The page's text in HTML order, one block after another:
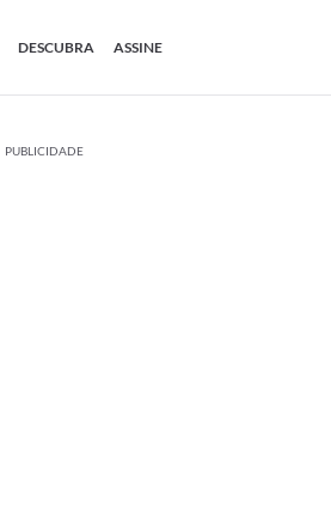
DESCUBRA ASSINE
PUBLICIDADE